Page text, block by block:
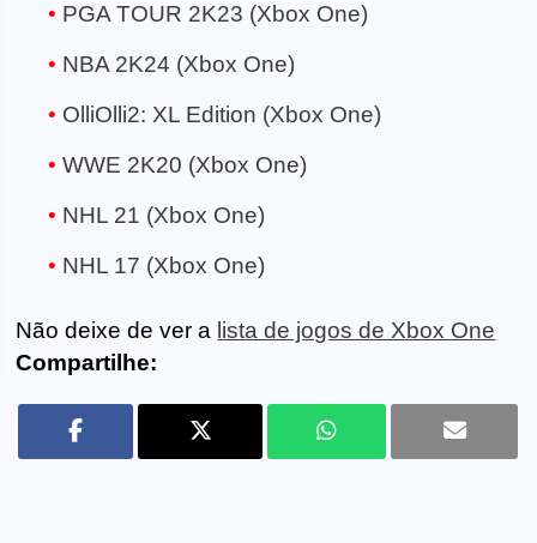
PGA TOUR 2K23 (Xbox One)
NBA 2K24 (Xbox One)
OlliOlli2: XL Edition (Xbox One)
WWE 2K20 (Xbox One)
NHL 21 (Xbox One)
NHL 17 (Xbox One)
Não deixe de ver a lista de jogos de Xbox One
Compartilhe: